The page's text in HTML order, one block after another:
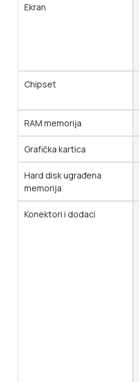
Ekran
Chipset
RAM memorija
Grafička kartica
Hard disk ugrađena
memorija
Konektori i dodaci